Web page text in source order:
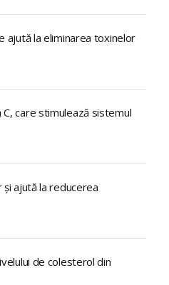
ajută la eliminarea toxinelor
care stimulează sistemul
ajută la reducerea
de colesterol din